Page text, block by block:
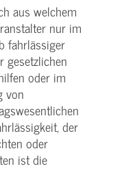
aus welchem
nur im
fahrlässiger
gesetzlichen
oder im
von
der
oder
ist die